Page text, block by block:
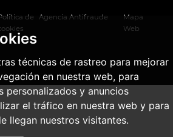
técnicas de rastreo para mejorar
en nuestra web, para
personalizados y anuncios
el tráfico en nuestra web y para
llegan nuestros visitantes.
de
Agencia Antifraude
Mapa
Web